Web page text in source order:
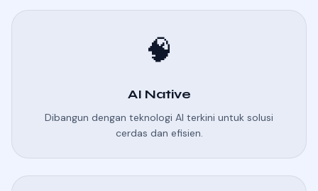
🧠
AI Native
Dibangun dengan teknologi AI terkini untuk solusi
cerdas dan efisien.